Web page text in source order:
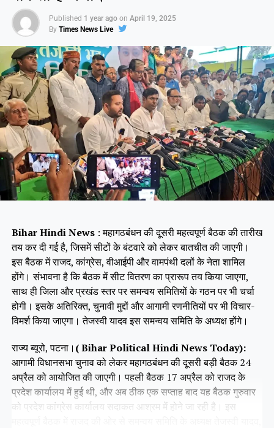
Like this:
Published 1 year ago on April 19, 2025
By Times News Live
Bihar Hindi News: महागठबंधन की दूसरी महत्वपूर्ण बैठक की तारीख
तय कर दी गई है, जिसमें सीटों के बंटवारे को लेकर बातचीत की जाएगी।
इस बैठक में राजद, कांग्रेस, वीआईपी और वामपंथी दलों के नेता शामिल
होंगे। संभावना है कि बैठक में सीट वितरण का प्रारूप तय किया जाएगा,
साथ ही जिला और प्रखंड स्तर पर समन्वय समितियों के गठन पर भी चर्चा
होगी। इसके अतिरिक्त, चुनावी मुद्दों और आगामी रणनीतियों पर भी विचार-
विमर्श किया जाएगा। तेजस्वी यादव इस समन्वय समिति के अध्यक्ष होंगे।
राज्य ब्यूरो, पटना। ( Bihar Political Hindi News Today):
आगामी विधानसभा चुनाव को लेकर महागठबंधन की दूसरी बड़ी बैठक 24
अप्रैल को आयोजित की जाएगी। पहली बैठक 17 अप्रैल को राजद के
प्रदेश कार्यालय में हुई थी, और अब ठीक एक सप्ताह बाद यह बैठक गुरुवार
को प्रदेश कांग्रेस कार्यालय सदाकत आश्रम में होने जा रही है। इस